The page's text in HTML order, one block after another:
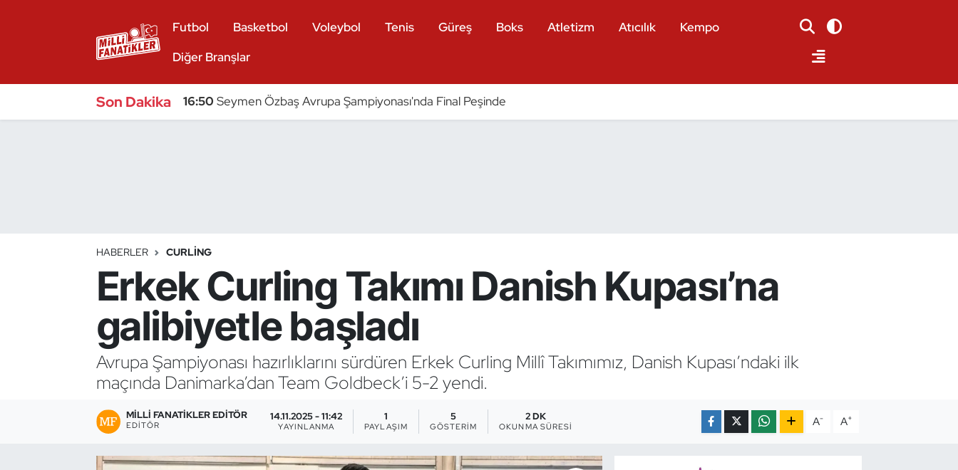
Futbol Basketbol Voleybol Tenis Güreş Boks Atletizm Atıcılık
Kempo
Diğer Branşlar
Son Dakika 16:50 Seymen Özbaş Avrupa Şampiyonası'nda Final Peşinde
HABERLER CURLING
Erkek Curling Takımı Danish Kupası’na
galibiyetle başladı
Avrupa Şampiyonası hazırlıklarını sürdüren Erkek Curling Millî Takımımız, Danish Kupası’ndaki ilk
maçında Danimarka’dan Team Goldbeck’i 5-2 yendi.
MILLI FANATIKLER EDITÖR
EDITÖR
14.11.2025 - 11:42
YAYINLANMA
1
PAYLAŞIM
5
GÖSTERIM
2 DK
OKUNMA SÜRESI A- A+
Bocce Bowling Dart
Buz Hokeyi